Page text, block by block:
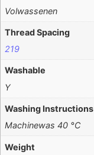
Volwassenen
Thread Spacing
219
Washable
Y
Washing Instructions
Machinewas 40 °C
Weight